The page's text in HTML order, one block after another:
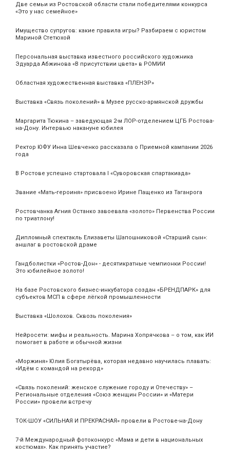
Две семьи из Ростовской области стали победителями конкурса
«Это у нас семейное»
Имущество супругов: какие правила игры? Разбираем с юристом
Мариной Стетюхой
Персональная выставка известного российского художника
Эдуарда Абжинова «В присутствии цвета» в РОМИИ
Областная художественная выставка «ПЛЕНЭР»
Выставка «Связь поколений» в Музее русско-армянской дружбы
Маргарита Тюкина – заведующая 2-м ЛОР-отделением ЦГБ Ростова-
на-Дону. Интервью накануне юбилея
Ректор ЮФУ Инна Шевченко рассказала о Приемной кампании 2026
года
В Ростове успешно стартовала I «Суворовская спартакиада»
Звание «Мать‑героиня» присвоено Ирине Пащенко из Таганрога
Ростовчанка Агния Останко завоевала «золото» Первенства России
по триатлону!
Дипломный спектакль Елизаветы Шапошниковой «Старший сын»:
аншлаг в ростовской драме
Гандболистки «Ростов-Дон» - десятикратные чемпионки России!
Это юбилейное золото!
На базе Ростовского бизнес-инкубатора создан «БРЕНДПАРК» для
субъектов МСП в сфере лёгкой промышленности
Выставка «Шолохов. Сквозь поколения»
Нейросети: мифы и реальность. Марина Хопрячкова – о том, как ИИ
помогает в работе и обычной жизни
«Моржиня» Юлия Богатырёва, которая недавно научилась плавать:
«Идём с командой на рекорд»
«Связь поколений: женское служение городу и Отечеству» –
Региональные отделения «Союз женщин России» и «Матери
России» провели встречу
ТОК-ШОУ «СИЛЬНАЯ И ПРЕКРАСНАЯ» провели в Ростове-на-Дону
7-й Международный фотоконкурс «Мама и дети в национальных
костюмах». Как принять участие?